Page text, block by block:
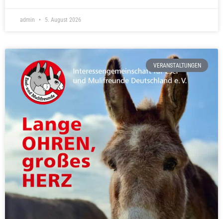
admin 5. August 2026
VERANSTALTUNGEN